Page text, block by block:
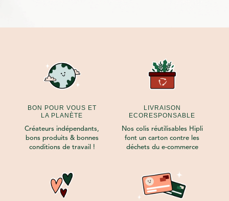
BON POUR VOUS ET
LA PLANÈTE
Créateurs indépendants,
bons produits & bonnes
conditions de travail !
LIVRAISON
ECORESPONSABLE
Nos colis réutilisables Hipli
font un carton contre les
déchets du e-commerce